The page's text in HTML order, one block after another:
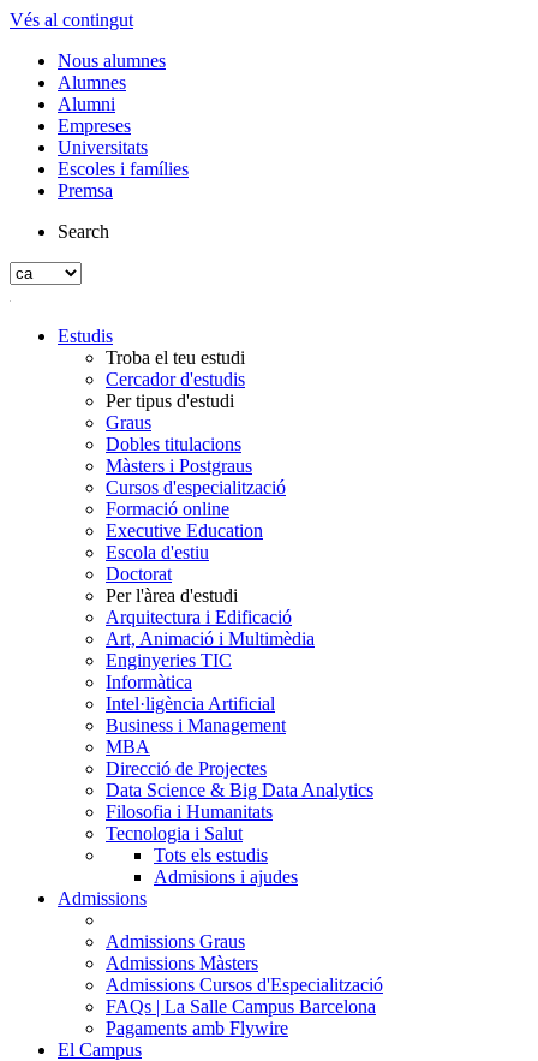
Vés al contingut
Nous alumnes
Alumnes
Alumni
Empreses
Universitats
Escoles i famílies
Premsa
Search
Estudis
Troba el teu estudi
Cercador d'estudis
Per tipus d'estudi
Graus
Dobles titulacions
Màsters i Postgraus
Cursos d'especialització
Formació online
Executive Education
Escola d'estiu
Doctorat
Per l'àrea d'estudi
Arquitectura i Edificació
Art, Animació i Multimèdia
Enginyeries TIC
Informàtica
Intel·ligència Artificial
Business i Management
MBA
Direcció de Projectes
Data Science & Big Data Analytics
Filosofia i Humanitats
Tecnologia i Salut
Tots els estudis
Admisions i ajudes
Admissions
Admissions Graus
Admissions Màsters
Admissions Cursos d'Especialització
FAQs | La Salle Campus Barcelona
Pagaments amb Flywire
El Campus